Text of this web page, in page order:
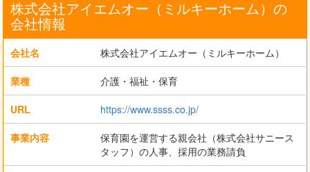
株式会社アイエムオー（ミルキーホーム）の
会社情報
会社名 株式会社アイエムオー（ミルキーホーム）
業種 介護・福祉・保育
URL https://www.ssss.co.jp/
事業内容
保育園を運営する親会社（株式会社サニース
タッフ）の人事、採用の業務請負